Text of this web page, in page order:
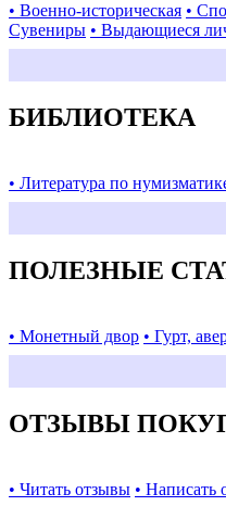
• Военно-историческая •
Сувениры • Выдающиеся
БИБЛИОТЕКА
• Литература по
ПОЛЕЗНЫЕ
• Монетный двор • Гурт,
ОТЗЫВЫ
• Читать отзывы • Написать